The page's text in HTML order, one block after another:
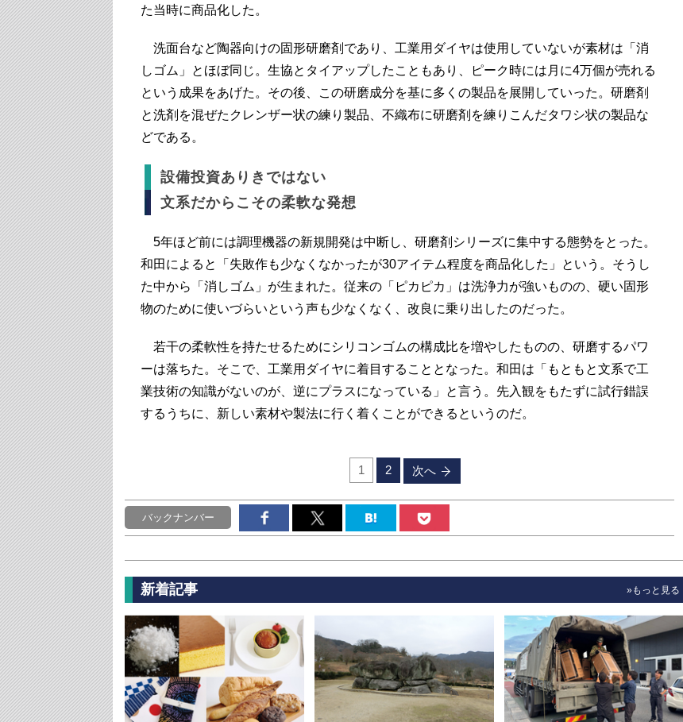
た当時に商品化した。
洗面台など陶器向けの固形研磨剤であり、工業用ダイヤは使用していないが素材は「消
しゴム」とほぼ同じ。生協とタイアップしたこともあり、ピーク時には月に4万個が売れる
という成果をあげた。その後、この研磨成分を基に多くの製品を展開していった。研磨剤
と洗剤を混ぜたクレンザー状の練り製品、不織布に研磨剤を練りこんだタワシ状の製品な
どである。
設備投資ありきではない
文系だからこその柔軟な発想
5年ほど前には調理機器の新規開発は中断し、研磨剤シリーズに集中する態勢をとった。
和田によると「失敗作も少なくなかったが30アイテム程度を商品化した」という。そうし
た中から「消しゴム」が生まれた。従来の「ピカピカ」は洗浄力が強いものの、硬い固形
物のために使いづらいという声も少なくなく、改良に乗り出したのだった。
若干の柔軟性を持たせるためにシリコンゴムの構成比を増やしたものの、研磨するパワ
ーは落ちた。そこで、工業用ダイヤに着目することとなった。和田は「もともと文系で工
業技術の知識がないのが、逆にプラスになっている」と言う。先入観をもたずに試行錯誤
するうちに、新しい素材や製法に行く着くことができるというのだ。
1 2 次へ
バックナンバー
新着記事 »もっと見る